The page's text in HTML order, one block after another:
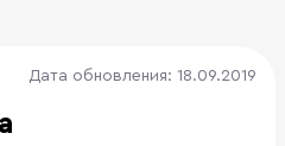
Дата обновления: 18.09.2019